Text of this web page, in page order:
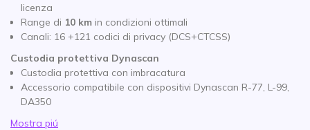
licenza
Range di 10 km in condizioni ottimali
Canali: 16 +121 codici di privacy (DCS+CTCSS)
Custodia protettiva Dynascan
Custodia protettiva con imbracatura
Accessorio compatibile con dispositivi Dynascan R-77, L-99,
DA350
Mostra piú